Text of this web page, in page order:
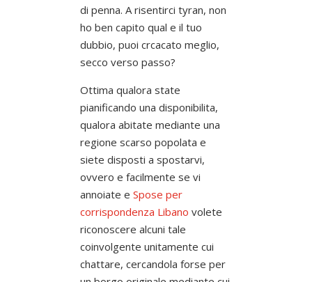
di penna. A risentirci tyran, non
ho ben capito qual e il tuo
dubbio, puoi crcacato meglio,
secco verso passo?
Ottima qualora state
pianificando una disponibilita,
qualora abitate mediante una
regione scarso popolata e
siete disposti a spostarvi,
ovvero e facilmente se vi
annoiate e Spose per
corrispondenza Libano volete
riconoscere alcuni tale
coinvolgente unitamente cui
chattare, cercandola forse per